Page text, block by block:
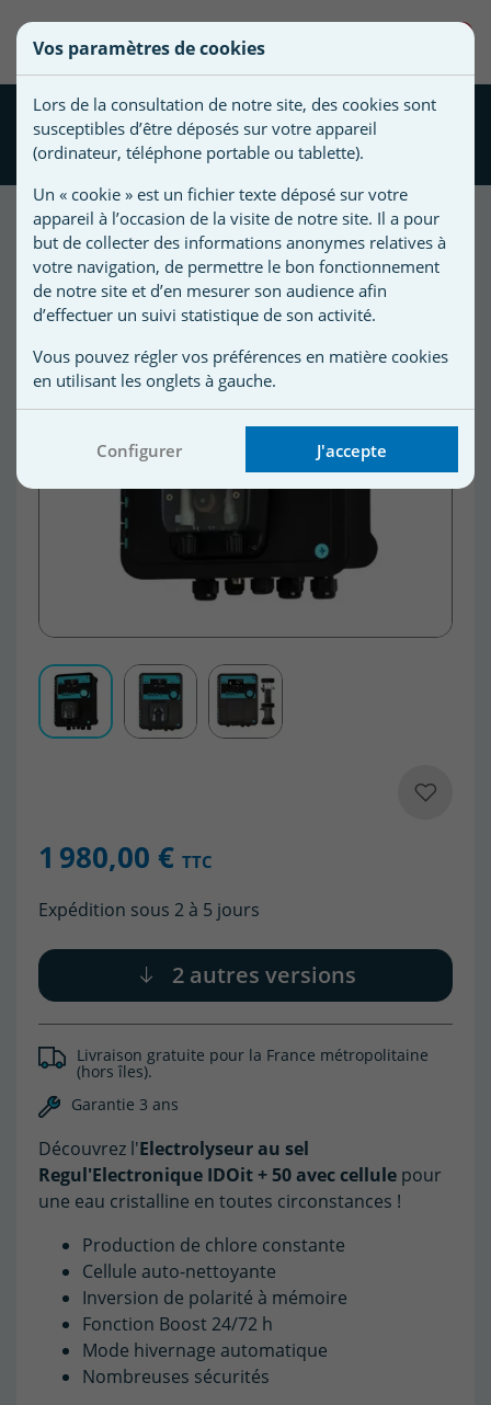
Electrolyseur au sel Regul'
IDOit + 50 avec cellule
1 980,00 € TTC
Expédition sous 2 à 5 jours
2 autres versions
Livraison gratuite pour la France métropolitaine
(hors îles).
Garantie 3 ans
Découvrez l'Electrolyseur au sel
Regul'Electronique IDOit + 50 avec cellule pour
une eau cristalline en toutes circonstances !
Production de chlore constante
Cellule auto-nettoyante
Inversion de polarité à mémoire
Fonction Boost 24/72 h
Mode hivernage automatique
Nombreuses sécurités
Créer une nouvelle liste
une
liste
Nom de
d'envies
Vous
devez
être
connecté
pour
ajouter
des
produits
à
votre
liste
Vos paramètres de cookies
Lors de la consultation de notre site, des cookies sont
susceptibles d’être déposés sur votre appareil
(ordinateur, téléphone portable ou tablette).
Un « cookie » est un fichier texte déposé sur votre
appareil à l’occasion de la visite de notre site. Il a pour
but de collecter des informations anonymes relatives à
votre navigation, de permettre le bon fonctionnement
de notre site et d’en mesurer son audience afin
d’effectuer un suivi statistique de son activité.
Vous pouvez régler vos préférences en matière cookies
en utilisant les onglets à gauche.
Configurer J'accepte